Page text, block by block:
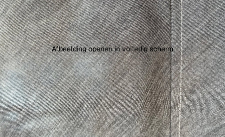
Afbeelding openen in volledig scherm